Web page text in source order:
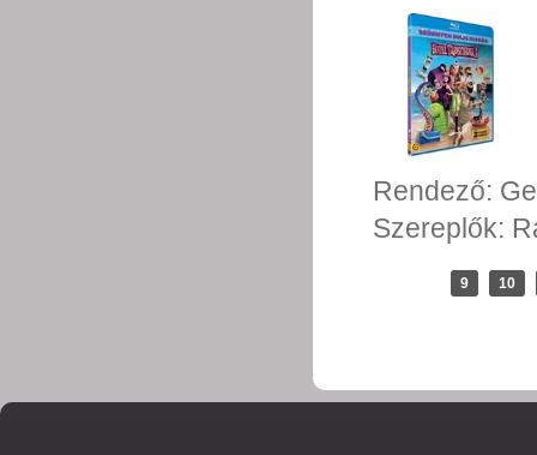
Rendező:
Szereplők:
9 10